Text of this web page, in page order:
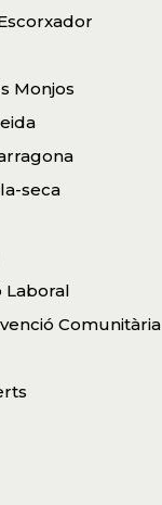
Monjos
seca
Laboral
Comunitària